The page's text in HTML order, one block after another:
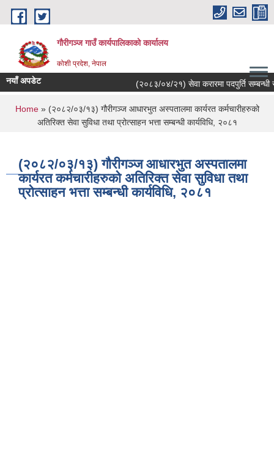
Skip to main content
गौरीगञ्‍ज गाउँ कार्यपालिकाको कार्यालय
कोशी प्रदेश, नेपाल
नयाँ अपडेट (२०८३/०४/२१) सेवा करारमा पदपुर्ति सम्बन्धी
You are here
Home» (२०८२/०३/१३) गौरीगञ्ज आधारभुत अस्पतालमा कार्यरत कर्मचारीहरुको
अतिरिक्त सेवा सुविधा तथा प्रोत्साहन भत्ता सम्बन्धी कार्यविधि, २०८१
(२०८२/०३/१३) गौरीगञ्ज आधारभुत अस्पतालमा
कार्यरत कर्मचारीहरुको अतिरिक्त सेवा सुविधा तथा
प्रोत्साहन भत्ता सम्बन्धी कार्यविधि, २०८१